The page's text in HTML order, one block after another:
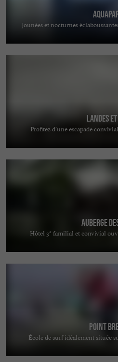
Jounées et nocturnes
Landes
Profitez d’une escapade
Auberge
Hôtel 3* familial et convivial
Point
École de surf idéalement située